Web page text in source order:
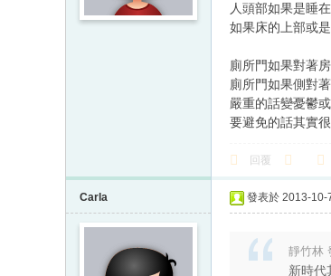
人頭部如果是睡
如果床的上部或
廁所門如果對著
廁所門如果側對
嚴重的話變憂鬱
要避免的話其實
回覆
Carla 發表於 2013-10-
靜竹林
新時代